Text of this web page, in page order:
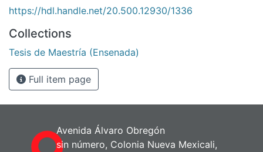
https://hdl.handle.net/20.500.12930/1336
Collections
Tesis de Maestría (Ensenada)
Full item page
Avenida Álvaro Obregón
sin número, Colonia Nueva Mexicali,